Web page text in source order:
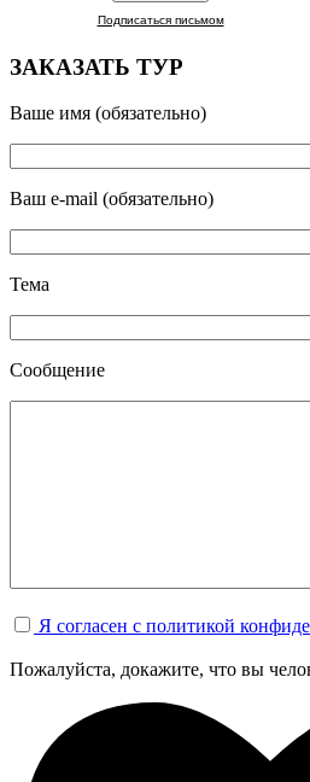
Подписаться письмом
ЗАКАЗАТЬ ТУР
Ваше имя (обязательно)
Ваш e-mail (обязательно)
Тема
Сообщение
Я согласен с политикой
Пожалуйста, докажите, что вы